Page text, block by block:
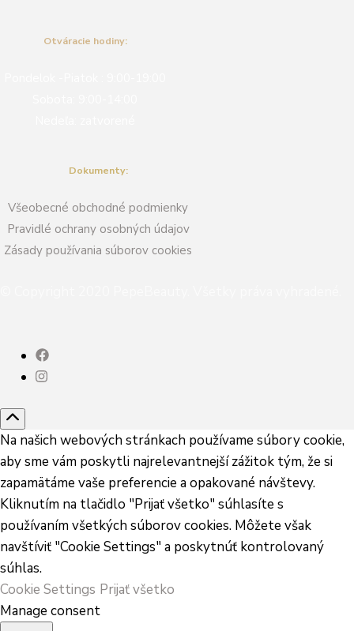
Otváracie hodiny:
Dokumenty:
Všeobecné obchodné podmienky
Pravidlé ochrany osobných údajov
Zásady používania súborov cookies
Na našich webových stránkach používame súbory cookie,
aby sme vám poskytli najrelevantnejší zážitok tým, že si
zapamätáme vaše preferencie a opakované návštevy.
Kliknutím na tlačidlo "Prijať všetko" súhlasíte s
používaním všetkých súborov cookies. Môžete však
navštíviť "Cookie Settings" a poskytnúť kontrolovaný
súhlas.
Cookie Settings Prijať všetko
Manage consent